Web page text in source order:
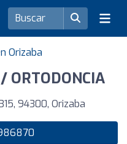
Orizaba
ORTODONCIA
94300, Orizaba